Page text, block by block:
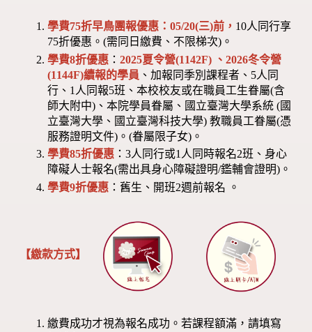
學費75折早鳥團報優惠：05/20(三)前， 10人同行享
75折優惠。(需同日繳費、不限梯次)。
學費8折優惠 ：2025夏令營(1142F) 、2026冬令營
(1144F)續報的學員 、加報同季別課程者、5人同
行、1人同報5班、本校校友或在職員工生眷屬(含
師大附中)、本院學員眷屬、國立臺灣大學系統 (國
立臺灣大學、國立臺灣科技大學) 教職員工眷屬(憑
服務證明文件)。(眷屬限子女)。
學費85折優惠 ：3人同行或1人同時報名2班、身心
障礙人士報名(需出具身心障礙證明/鑑輔會證明)。
學費9折優惠 ：舊生、開班2週前報名 。
【繳款方式】
繳費成功才視為報名成功。若課程額滿，請填寫